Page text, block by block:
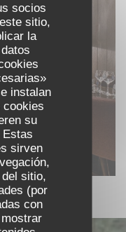
socios
sitio,
la
instalan
cookies
su
sirven
sitio,
(por
con